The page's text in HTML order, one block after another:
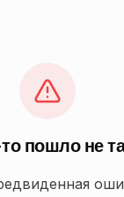
пошло не